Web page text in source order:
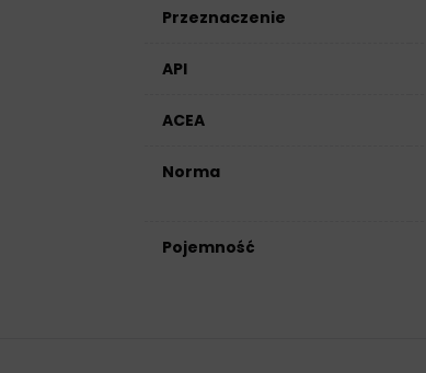
Przeznaczenie
API
ACEA
Norma
Pojemność